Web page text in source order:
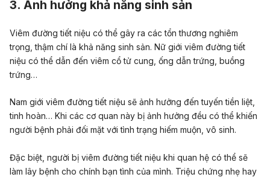
3. Ảnh hưởng khả năng sinh sản
Viêm đường tiết niệu có thể gây ra các tổn thương nghiêm
trọng, thậm chí là khả năng sinh sản. Nữ giới viêm đường tiết
niệu có thể dẫn đến viêm cổ tử cung, ống dẫn trứng, buồng
trứng…
Nam giới viêm đường tiết niệu sẽ ảnh hưởng đếntuyến tiền liệt
tinh hoàn… Khi các cơ quan này bị ảnh hưởng đều có thể khiến
người bệnh phải đối mặt với tình trạng hiếm muộn, vô sinh.
Đặc biệt, người bị viêm đường tiết niệu khi quan hệ có thể sẽ
làm lây bệnh cho chính bạn tình của mình. Triệu chứng nhẹ hay